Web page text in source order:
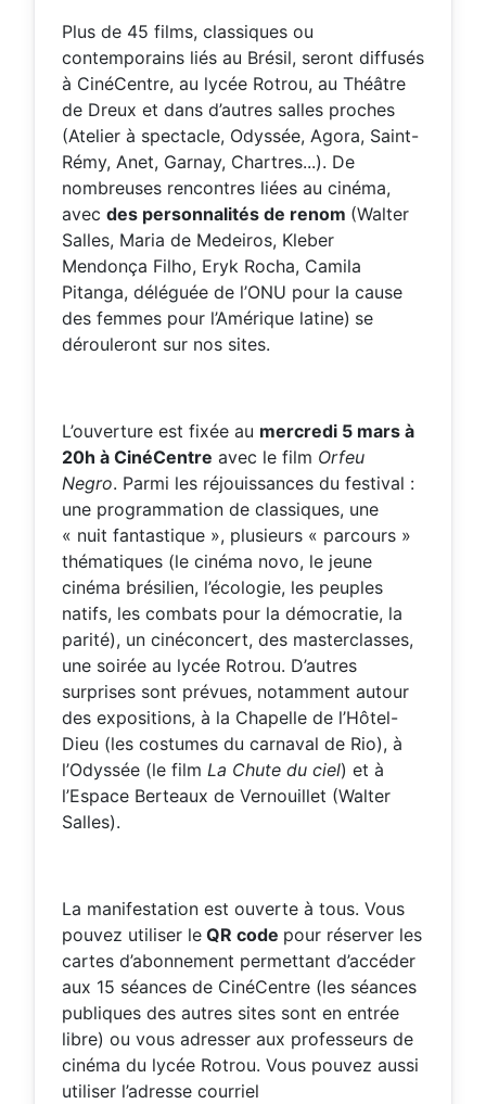
Plus de 45 films, classiques ou
contemporains liés au Brésil, seront diffusés
à CinéCentre, au lycée Rotrou, au Théâtre
de Dreux et dans d’autres salles proches
(Atelier à spectacle, Odyssée, Agora, Saint-
Rémy, Anet, Garnay, Chartres...). De
nombreuses rencontres liées au cinéma,
avec des personnalités de renom (Walter
Salles, Maria de Medeiros, Kleber
Mendonça Filho, Eryk Rocha, Camila
Pitanga, déléguée de l’ONU pour la cause
des femmes pour l’Amérique latine) se
dérouleront sur nos sites.
L’ouverture est fixée au mercredi 5 mars à
20h à CinéCentre avec le film Orfeu
Negro. Parmi les réjouissances du festival :
une programmation de classiques, une
« nuit fantastique », plusieurs « parcours »
thématiques (le cinéma novo, le jeune
cinéma brésilien, l’écologie, les peuples
natifs, les combats pour la démocratie, la
parité), un cinéconcert, des masterclasses,
une soirée au lycée Rotrou. D’autres
surprises sont prévues, notamment autour
des expositions, à la Chapelle de l’Hôtel-
Dieu (les costumes du carnaval de Rio), à
l’Odyssée (le film La Chute du ciel) et à
l’Espace Berteaux de Vernouillet (Walter
Salles).
La manifestation est ouverte à tous. Vous
pouvez utiliser le QR code pour réserver les
cartes d’abonnement permettant d’accéder
aux 15 séances de CinéCentre (les séances
publiques des autres sites sont en entrée
libre) ou vous adresser aux professeurs de
cinéma du lycée Rotrou. Vous pouvez aussi
utiliser l’adresse courriel